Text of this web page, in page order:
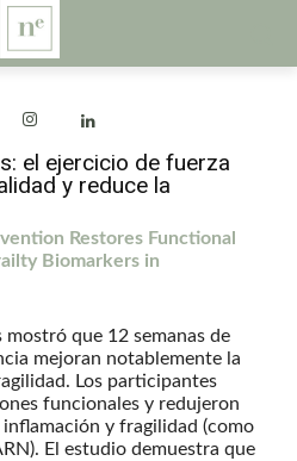
el ejercicio de fuerza
y reduce la
Restores Functional
Biomarkers in
que 12 semanas de
mejoran notablemente la
Los participantes
funcionales y redujeron
y fragilidad (como
El estudio demuestra que